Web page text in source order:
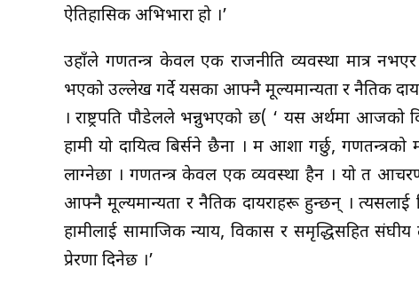
ऐतिहासिक अभिभारा हो ।’
उहाँले गणतन्त्र केवल एक राजनीति व्यवस्था मात्र
भएको उल्लेख गर्दे यसका आफ्नै मूल्यमान्यता र नैतिक
। राष्ट्रपति पौडेलले भन्नुभएको छ( ‘ यस अर्थमा
हामी यो दायित्व बिर्सने छैनौँ । म आशा गर्छु,
लाग्नेछौँ । गणतन्त्र केवल एक व्यवस्था हैन । यो त
आफ्नै मूल्यमान्यता र नैतिक दायराहरू हुन्छन् । त्यसलाई
हामीलाई सामाजिक न्याय, विकास र समृद्धिसहित
प्रेरणा दिनेछ ।’